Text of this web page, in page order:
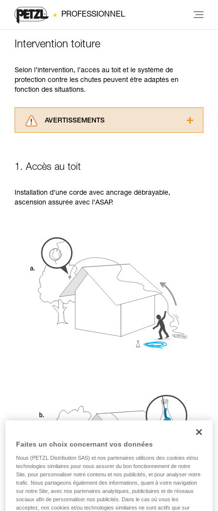
PROFESSIONNEL
Intervention toiture
Selon l’intervention, l’accès au toit et le système de
protection contre les chutes peuvent être adaptés en
fonction des situations.
AVERTISSEMENTS
informations de la notice technique pour
Maîtriser ces techniques nécessite une
de la reproduire en autonomie.
Nous donnons des exemples de techniques
liées à votre activité. Il peut en exister d’autres
que nous ne décrivons pas ici.
1. Accès au toit
Installation d’une corde avec ancrage débrayable,
ascension assurée avec l’ASAP.
Faites un choix concernant vos données
Nous (PETZL Distribution SAS) et nos partenaires utilisons des cookies et/ou
technologies similaires pour nous assurer du bon fonctionnement de notre
Site, pour personnaliser notre contenu et nos publicités, et pour analyser notre
trafic. Nous partageons également des informations, quant à votre navigation
sur notre Site, avec nos partenaires analytiques, publicitaires et de réseaux
sociaux afin de personnaliser nos publicités. Dans le cas où vous les
acceptez, nos cookies et/ou technologies similaires ne sont actifs que sur